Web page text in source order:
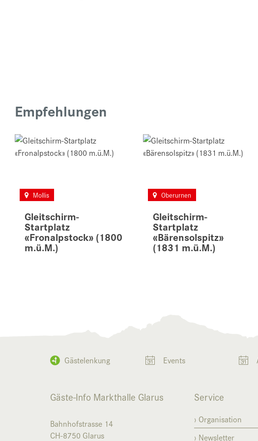
Empfehlungen
Gleitschirm-
Startplatz
«Fronalpstock» (1800
m.ü.M.)
Mollis
Gleitschirm-
Startplatz
«Bärensolspitz»
(1831 m.ü.M.)
Oberurnen
Gästelenkung Events
Gäste-Info Markthalle Glarus
Bahnhofstrasse 14
CH-8750 Glarus
Service
Organisation
Newsletter